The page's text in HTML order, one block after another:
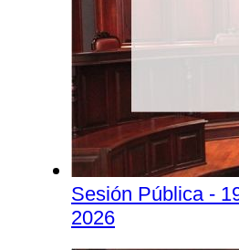
Sesión Pública -
2026